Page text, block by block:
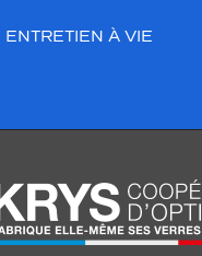
ENTRETIEN À VIE